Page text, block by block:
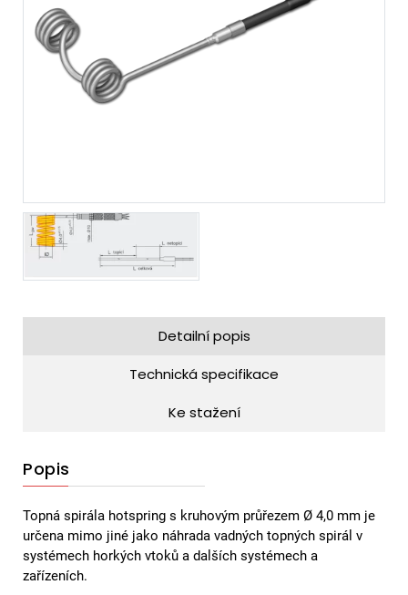
Detailní popis
Technická specifikace
Ke stažení
Popis
Topná spirála hotspring s kruhovým průřezem Ø 4,0 mm je
určena mimo jiné jako náhrada vadných topných spirál v
systémech horkých vtoků a dalších systémech a
zařízeních.